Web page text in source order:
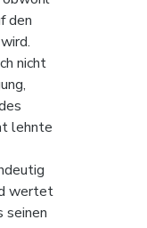
den
nicht
lehnte
wertet
seinen